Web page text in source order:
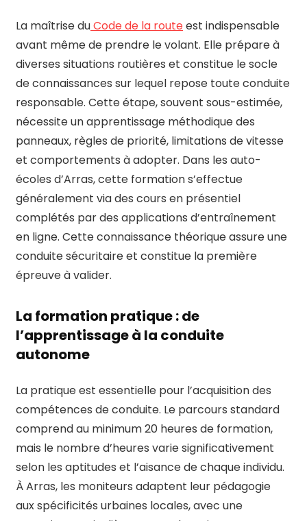
La maîtrise duCode de la routeest indispensable
avant même de prendre le volant. Elle prépare à
diverses situations routières et constitue le socle
de connaissances sur lequel repose toute conduite
responsable. Cette étape, souvent sous-estimée,
nécessite un apprentissage méthodique des
panneaux, règles de priorité, limitations de vitesse
et comportements à adopter. Dans les auto-
écoles d’Arras, cette formation s’effectue
généralement via des cours en présentiel
complétés par des applications d’entraînement
en ligne. Cette connaissance théorique assure une
conduite sécuritaire et constitue la première
épreuve à valider.
La formation pratique : de
l’apprentissage à la conduite
autonome
La pratique est essentielle pour l’acquisition des
compétences de conduite. Le parcours standard
comprend au minimum 20 heures de formation,
mais le nombre d’heures varie significativement
selon les aptitudes et l’aisance de chaque individu.
À Arras, les moniteurs adaptent leur pédagogie
aux spécificités urbaines locales, avec une